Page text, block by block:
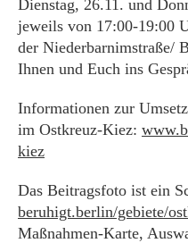
Dienstag, 26.11. und
jeweils von 17:00-19:00
der Niederbarnimstraße/
Ihnen und Euch ins
Informationen zur
im Ostkreuz-Kiez:
kiez
Das Beitragsfoto ist ein
beruhigt.berlin/gebiete/
Maßnahmen-Karte,